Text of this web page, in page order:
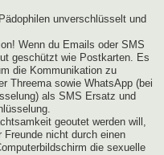
unverschlüsselt und
Wenn du Emails oder SMS
geschützt wie Postkarten. Es
die Kommunikation zu
Threema sowie WhatsApp (bei
als SMS Ersatz und
geoutet werden will,
nicht durch einen
die sexuelle